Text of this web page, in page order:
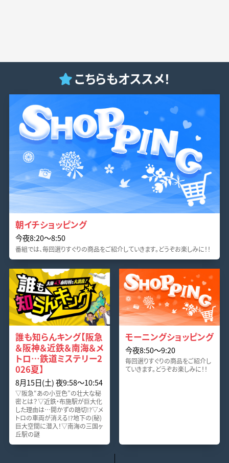
こちらもオススメ！
朝イチショッピング
今夜8:20〜8:50
番組では、毎回選りすぐりの商品をご紹介していきます。どうぞお楽しみに！！
誰も知らんキング【阪急
＆阪神＆近鉄＆南海＆メ
トロ…鉄道ミステリー2
026夏】
8月15日(土) 夜9:58〜10:54
▽阪急“あの小豆色”の壮大な秘
密とは？▽近鉄・布施駅が巨大化
した理由は…開かずの踏切!?▽メ
トロの車両が消える!?地下の(秘)
巨大空間に潜入！▽南海の三国ヶ
丘駅の謎
モーニングショッピング
今夜8:50〜9:20
毎回選りすぐりの商品をご紹介し
ていきます。どうぞお楽しみに！！